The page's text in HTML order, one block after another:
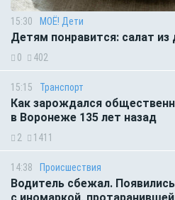
15:30 МОЁ! Дети
Детям понравится: салат из
0 402
15:15 Транспорт
Как зарождался
в Воронеже 135 лет назад
2 1411
14:38 Происшествия
Водитель сбежал.